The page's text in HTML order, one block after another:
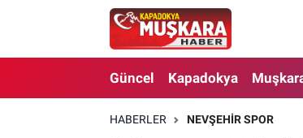
Güncel Kapadokya
HABERLER NEVŞEHIR SPOR
CANLI SEÇİM SONUÇLARI
Güncel
Nevşehir Nöbetçi Eczaneler
Nevşehir Hava Durumu